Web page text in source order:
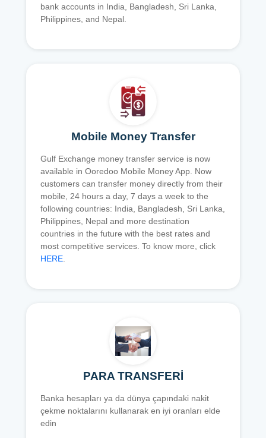
bank accounts in India, Bangladesh, Sri Lanka,
Philippines, and Nepal.
Mobile Money Transfer
Gulf Exchange money transfer service is now
available in Ooredoo Mobile Money App. Now
customers can transfer money directly from their
mobile, 24 hours a day, 7 days a week to the
following countries: India, Bangladesh, Sri Lanka,
Philippines, Nepal and more destination
countries in the future with the best rates and
most competitive services. To know more, click
HERE.
PARA TRANSFERİ
Banka hesapları ya da dünya çapındaki nakit
çekme noktalarını kullanarak en iyi oranları elde
edin